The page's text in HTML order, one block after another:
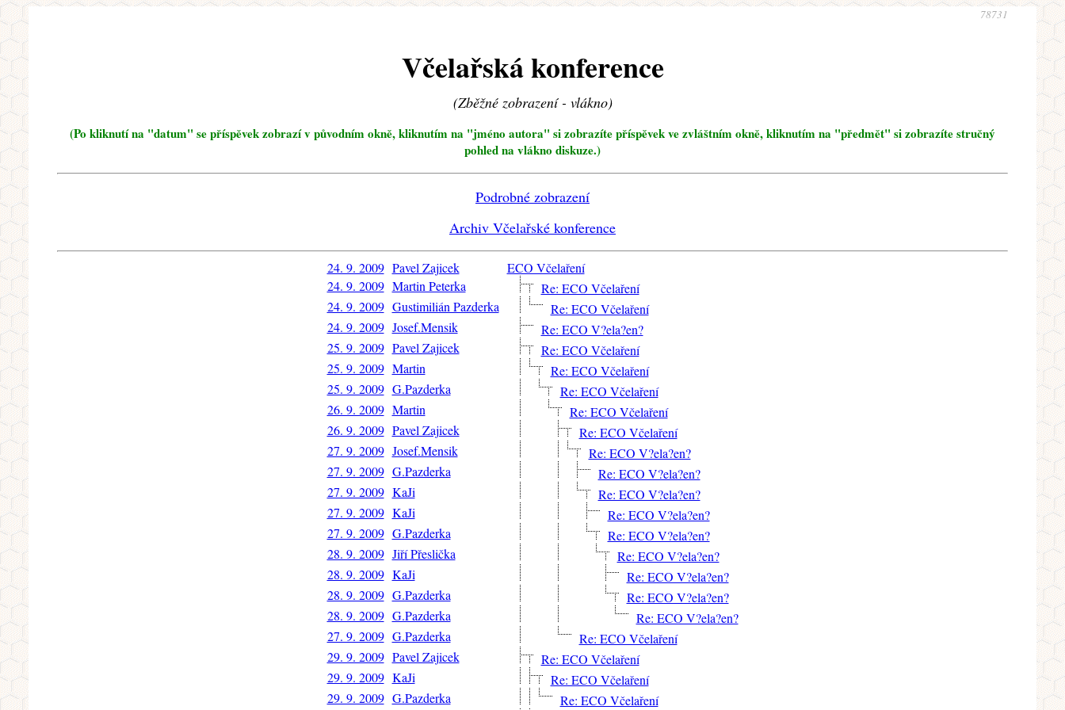
78731
Včelařská konference
(Zběžné zobrazení - vlákno)
(Po kliknutí na "datum" se příspěvek zobrazí v původním okně, kliknutím na "jméno autora" si zobrazíte příspěvek ve zvláštním okně, kliknutím na "předmět" si zobrazíte stručný
pohled na vlákno diskuze.)
Podrobné zobrazení
Archiv Včelařské konference
24. 9. 2009 Pavel Zajicek
ECO Včelaření
24. 9. 2009 Martin Peterka
Re: ECO Včelaření
24. 9. 2009 Gustimilián Pazderka
Re: ECO Včelaření
24. 9. 2009 Josef.Mensik
Re: ECO V?ela?en?
25. 9. 2009 Pavel Zajicek
Re: ECO Včelaření
25. 9. 2009 Martin
Re: ECO Včelaření
25. 9. 2009 G.Pazderka
Re: ECO Včelaření
26. 9. 2009 Martin
Re: ECO Včelaření
26. 9. 2009 Pavel Zajicek
Re: ECO Včelaření
27. 9. 2009 Josef.Mensik
Re: ECO V?ela?en?
27. 9. 2009 G.Pazderka
Re: ECO V?ela?en?
27. 9. 2009 KaJi
Re: ECO V?ela?en?
27. 9. 2009 KaJi
Re: ECO V?ela?en?
27. 9. 2009 G.Pazderka
Re: ECO V?ela?en?
28. 9. 2009 Jiří Přeslička
Re: ECO V?ela?en?
28. 9. 2009 KaJi
Re: ECO V?ela?en?
28. 9. 2009 G.Pazderka
Re: ECO V?ela?en?
28. 9. 2009 G.Pazderka
Re: ECO V?ela?en?
27. 9. 2009 G.Pazderka
Re: ECO Včelaření
29. 9. 2009 Pavel Zajicek
Re: ECO Včelaření
29. 9. 2009 KaJi
Re: ECO Včelaření
29. 9. 2009 G.Pazderka Re: ECO Včelaření